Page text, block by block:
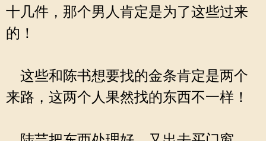
十几件，那个男人肯定是为了这些过来
的！
这些和陈书想要找的金条肯定是两个
来路，这两个人果然找的东西不一样！